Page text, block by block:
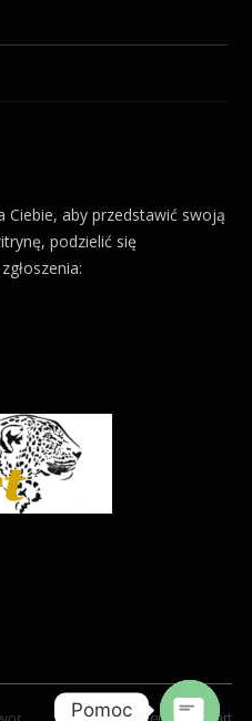
aby przedstawić swoją
podzielić się
Pomoc